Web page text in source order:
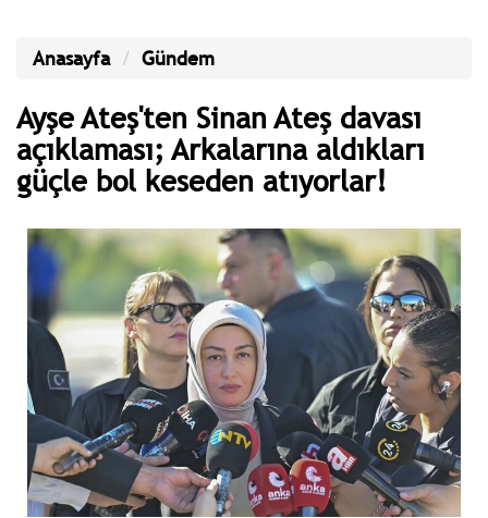
Anasayfa Gündem
Ayşe Ateş'ten Sinan Ateş davası
açıklaması; Arkalarına aldıkları
güçle bol keseden atıyorlar!